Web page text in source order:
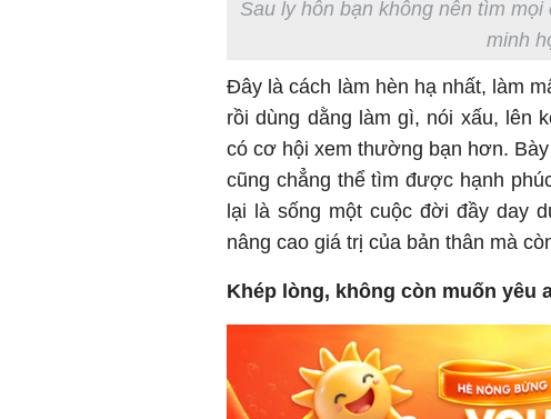
Sau ly hôn bạn không nên tìm
minh
Đây là cách làm hèn hạ nhất, làm
rồi dùng dằng làm gì, nói xấu, lên
có cơ hội xem thường bạn hơn.
cũng chẳng thể tìm được hạnh
lại là sống một cuộc đời đầy day
nâng cao giá trị của bản thân mà
Khép lòng, không còn muốn yêu